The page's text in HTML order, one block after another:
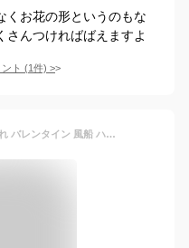
くお花の形というのもな
さんつければばえますよ
ト (1件) >
風船 バルーン ハート型 100個入れ バレンタイン 風船 ハート型 混合色 マカロンバルーン パーティー バルーン 赤 ピンク 誕生日会 ハート型 風船 告白 求婚 結婚式 記念日 飾り付け 装飾 ハートバルーン 6つ選択 カラフル (ハート型「ミックスカラー」)